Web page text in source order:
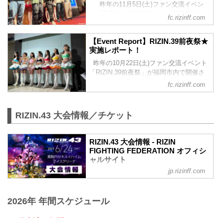
粋） ▽RIZIN大新年会2023の概要はこち
ら &gt;&gt;2/19（日）開催！RIZIN大新年
会2023 ▼新年一発目のファンイベント！
／Bellatorと激闘を繰り広げた“チーム
RIZIN...
昨年の11月5日(土)ファン交流イベン
ト「RIZIN LANDMARK 4 in NAGOYA前
夜祭」が名古屋市内で開催されました❗ 当
日の様子を、レポートと動画でお届けい
たします。※動画は超強者会員様のみ閲
覧可能 ※当イベントは新型コロナウイル
ス感染防止対策の取り組みを徹底し、参
加者の方々にご協力・ご了承いただいた
LANDMARK 4 in NAGOYA前夜祭の概要
fc.rizinff.com
【Event Report】RIZIN.39前夜祭★
実施レポート！
昨年の10月22日(土)ファン交流イベント
「RIZIN.39前夜祭」が福岡市内で開催さ
れました❗ 当日の様子を、レポートと動画
でお届けいたします。 ※当イベントは新
みを徹底し、参加者の方々にご協力・ご
了承いただいたうえで開催しておりま
10/10公開 10/22(土)開催決定★RIZIN.39
前夜祭＆公開計量 参加者大募集！
【Event Report】RIZIN.39前夜祭 ▼4年ぶ
fc.rizinff.com
RIZIN.43 大会情報／チケット
RIZIN.43 大会情報 - RIZIN
FIGHTING FEDERATION オフィシ
ャルサイト
youtu.be
jp.rizinff.com
2026年 年間スケジュール